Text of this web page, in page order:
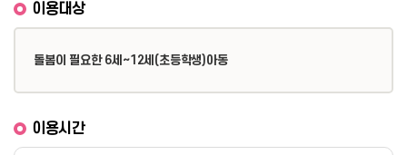
이용대상
돌봄이 필요한 6세~12세(초등학생)아동
이용시간